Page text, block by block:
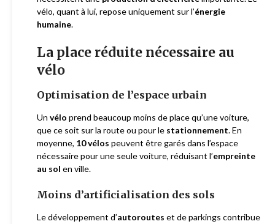
vélo, quant à lui, repose uniquement sur l’énergie
humaine.
La place réduite nécessaire au
vélo
Optimisation de l’espace urbain
Un vélo prend beaucoup moins de place qu’une voiture,
que ce soit sur la route ou pour le stationnement. En
moyenne, 10 vélos peuvent être garés dans l’espace
nécessaire pour une seule voiture, réduisant l’empreinte
au sol en ville.
Moins d’artificialisation des sols
Le développement d’autoroutes et de parkings contribue